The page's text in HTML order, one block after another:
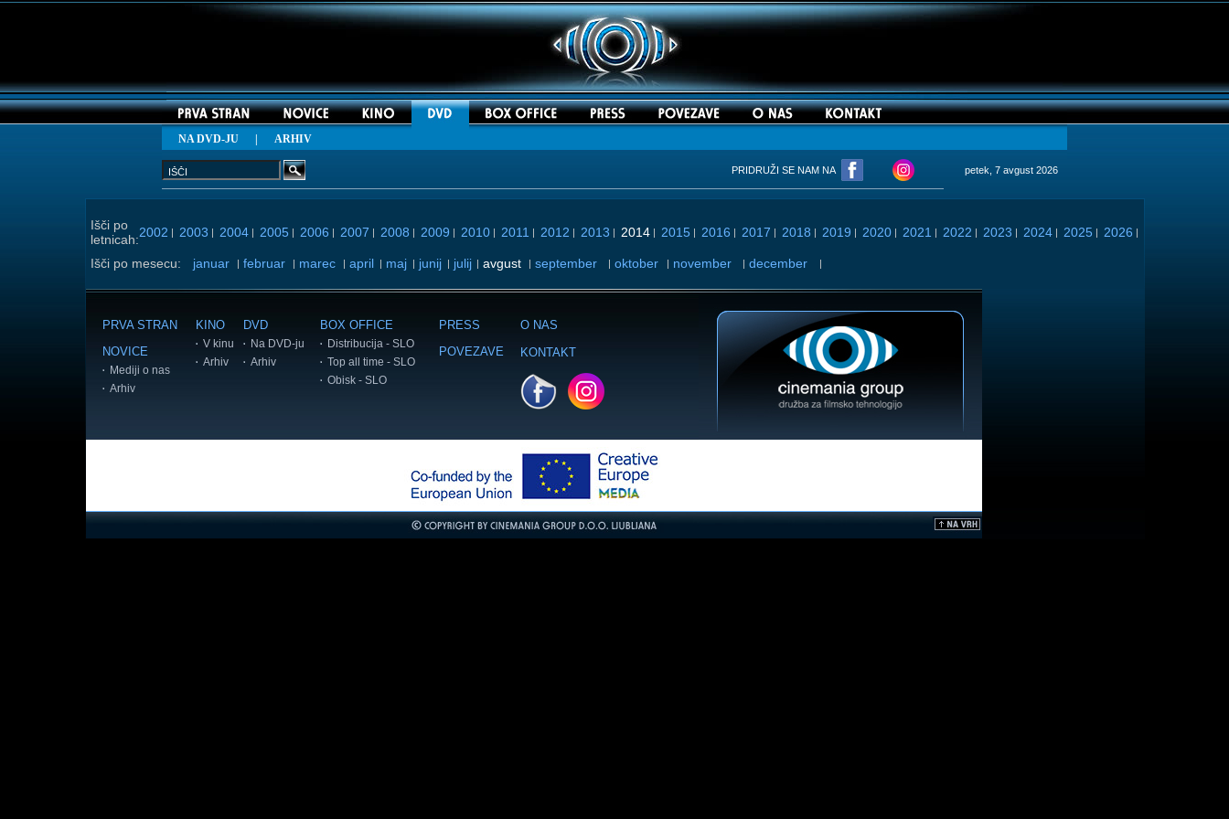
NA DVD-JU ARHIV
PRIDRUŽI SE NAM NA petek, 7 avgust 2026
Išči po
letnicah:2002 | 2003 | 2004| 2005 | 2006 | 2007 | 2008 | 2009 | 2010| 2011 | 2012 | 2013 | 2014| 2015 | 2016 | 2017 | 2018 | 2019 | 2020| 2021 | 2022 | 2023 | 2024| 2025 | 2026 |
Išči po mesecu: januar | februar | marec | april | maj | junij | julij | avgust | september | oktober | november | december |
PRVA STRAN
NOVICE
Mediji o nas
Arhiv
KINO
V kinu
Arhiv
DVD
Na DVD-ju
Arhiv
BOX OFFICE
Distribucija - SLO
Top all time - SLO
Obisk - SLO
PRESS
POVEZAVE
O NAS
KONTAKT